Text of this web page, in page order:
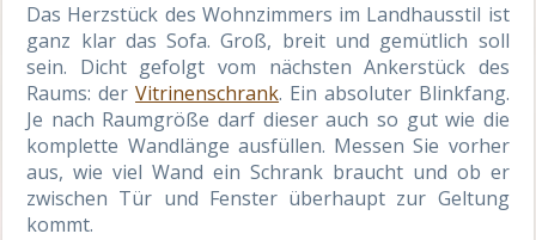
Das Herzstück des Wohnzimmers im Landhausstil ist
ganz klar das Sofa. Groß, breit und gemütlich soll
sein. Dicht gefolgt vom nächsten Ankerstück des
Raums: derVitrinenschrank. Ein absoluter Blinkfang.
Je nach Raumgröße darf dieser auch so gut wie die
komplette Wandlänge ausfüllen. Messen Sie vorher
aus, wie viel Wand ein Schrank braucht und ob er
zwischen Tür und Fenster überhaupt zur Geltung
kommt.